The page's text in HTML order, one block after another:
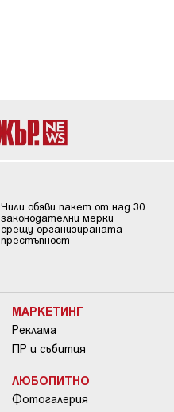
Чили обяви пакет от над 30
законодателни мерки
срещу организираната
престъпност
МАРКЕТИНГ
Реклама
ПР и събития
ЛЮБОПИТНО
Фотогалерия